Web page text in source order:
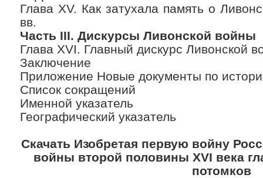
Глава XV. Как затухала память о
вв.
Часть III. Дискурсы Ливонской войны
Глава XVI. Главный дискурс Ливонской
Заключение
Приложение Новые документы по
Список сокращений
Именной указатель
Географический указатель
Скачать Изобретая первую войну
войны второй половины XVI века
потомков